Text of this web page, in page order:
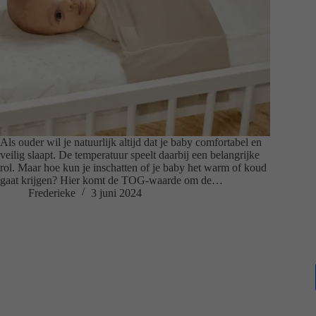
Als ouder wil je natuurlijk altijd dat je baby comfortabel en
veilig slaapt. De temperatuur speelt daarbij een belangrijke
rol. Maar hoe kun je inschatten of je baby het warm of koud
gaat krijgen? Hier komt de TOG-waarde om de…
Frederieke
3 juni 2024